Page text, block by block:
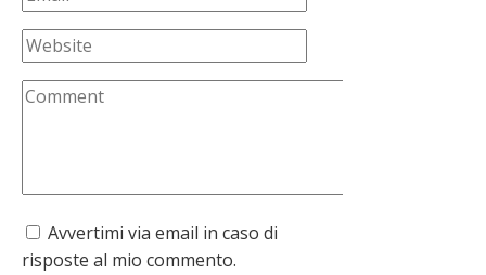
Avvertimi via email in caso di
risposte al mio commento.